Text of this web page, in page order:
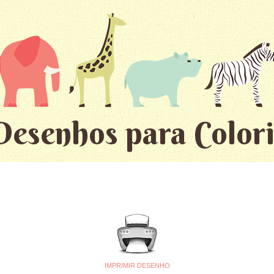
para
IMPRIMIR DESENHO